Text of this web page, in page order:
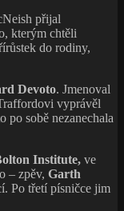
přijal
kterým chtěli
do rodiny,
Devoto. Jmenoval
vyprávěl
po sobě nezanechala
Institute, ve
– zpěv, Garth
Po třetí písničce jim